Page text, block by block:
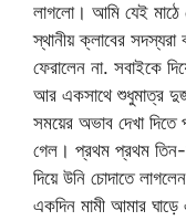
লাগলো। আমি যেই
স্থানীয় ক্লাবের সদস্যরা
ফেরালেন না. সবাইকে
আর একসাথে শুধুমাত্র
সময়ের অভাব দেখা দিতে
গেল। প্রথম প্রথম
দিয়ে উনি চোদাতে
একদিন মামী আমার ঘাড়ে